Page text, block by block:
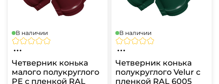
В наличии
Четверник конька
малого полукруглого
PE с пленкой RAL
В наличии
Четверник конька
полукруглого Velur с
пленкой RAL 6005